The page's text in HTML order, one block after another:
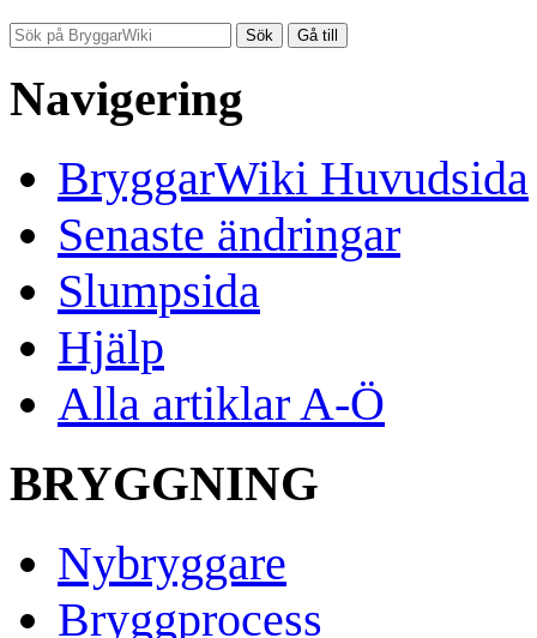
Navigering
BryggarWiki Huvudsida
Senaste ändringar
Slumpsida
Hjälp
Alla artiklar A-Ö
BRYGGNING
Nybryggare
Bryggprocess